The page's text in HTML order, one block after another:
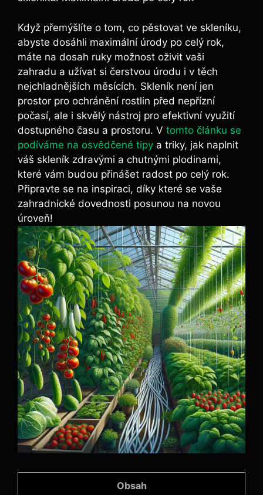
Když přemýšlíte o tom, co pěstovat ve skleníku,
abyste dosáhli maximální úrody po celý rok,
máte na dosah ruky možnost oživit vaši
zahradu a užívat si čerstvou úrodu i v těch
nejchladnějších měsících. Skleník není jen
prostor pro ochránění rostlin před nepřízní
počasí, ale i skvělý nástroj pro efektivní využití
dostupného času a prostoru. V tomto článku se
podíváme na osvědčené tipy a triky, jak naplnit
váš skleník zdravými a chutnými plodinami,
které vám budou přinášet radost po celý rok.
Připravte se na inspiraci, díky které se vaše
zahradnické dovednosti posunou na novou
úroveň!
Obsah